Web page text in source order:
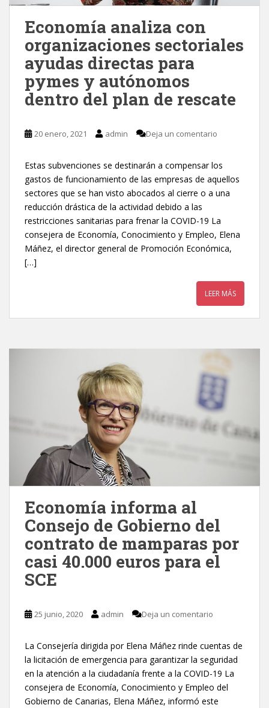
Economía analiza con
organizaciones sectoriales
ayudas directas para
pymes y autónomos
dentro del plan de rescate
20 enero, 2021 admin Deja un comentario
Estas subvenciones se destinarán a compensar los
gastos de funcionamiento de las empresas de aquellos
sectores que se han visto abocados al cierre o a una
reducción drástica de la actividad debido a las
restricciones sanitarias para frenar la COVID-19 La
consejera de Economía, Conocimiento y Empleo, Elena
Máñez, el director general de Promoción Económica,
[…]
LEER MÁS
Economía informa al
Consejo de Gobierno del
contrato de mamparas por
casi 40.000 euros para el
SCE
25 junio, 2020 admin Deja un comentario
La Consejería dirigida por Elena Máñez rinde cuentas de
la licitación de emergencia para garantizar la seguridad
en la atención a la ciudadanía frente a la COVID-19 La
consejera de Economía, Conocimiento y Empleo del
Gobierno de Canarias, Elena Máñez, informó este